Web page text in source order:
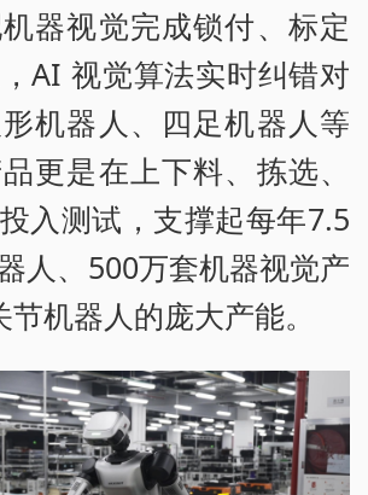
器视觉完成锁付、标定
AI 视觉算法实时纠错对
机器人、四足机器人等
更是在上下料、拣选、
入测试，支撑起每年7.5
人、500万套机器视觉产
机器人的庞大产能。